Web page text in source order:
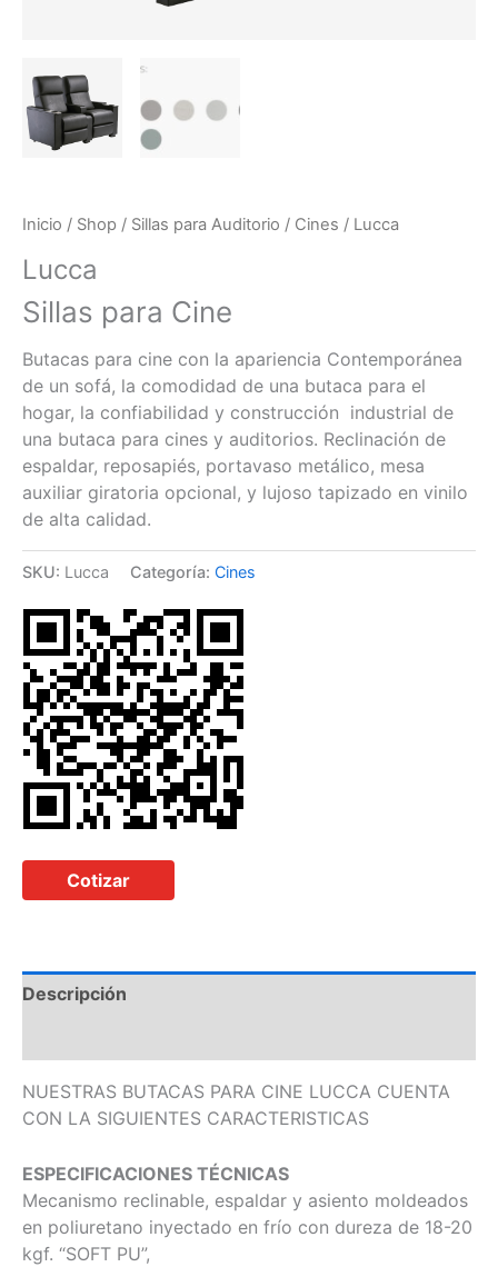
Inicio / Shop / Sillas para Auditorio / Cines / Lucca
Lucca
Sillas para Cine
Butacas para cine con la apariencia Contemporánea
de un sofá, la comodidad de una butaca para el
hogar, la confiabilidad y construcción industrial de
una butaca para cines y auditorios. Reclinación de
espaldar, reposapiés, portavaso metálico, mesa
auxiliar giratoria opcional, y lujoso tapizado en vinilo
de alta calidad.
SKU: Lucca Categoría: Cines
Cotizar
Descripción
NUESTRAS BUTACAS PARA CINE LUCCA CUENTA
CON LA SIGUIENTES CARACTERISTICAS
ESPECIFICACIONES TÉCNICAS
Mecanismo reclinable, espaldar y asiento moldeados
en poliuretano inyectado en frío con dureza de 18-20
kgf. “SOFT PU”,